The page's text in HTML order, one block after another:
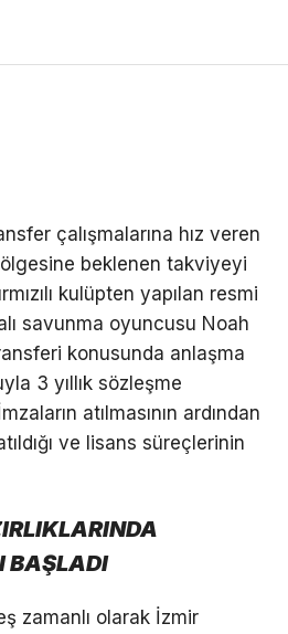
çalışmalarına hız veren
beklenen takviyeyi
kulüpten yapılan resmi
savunma oyuncusu Noah
konusunda anlaşma
3 yıllık sözleşme
atılmasının ardından
ve lisans süreçlerinin
BAŞLADI
zamanlı olarak İzmir